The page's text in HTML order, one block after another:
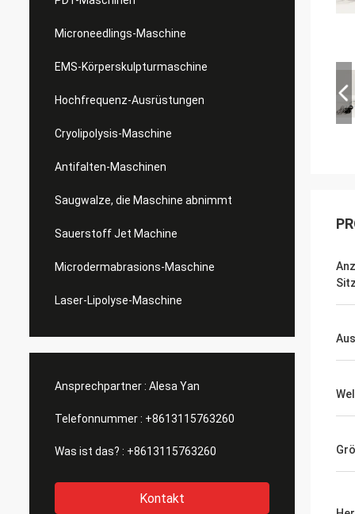
Microneedlings-Maschine
EMS-Körperskulpturmaschine
Hochfrequenz-Ausrüstungen
Cryolipolysis-Maschine
Antifalten-Maschinen
Saugwalze, die Maschine abnimmt
Sauerstoff Jet Machine
Microdermabrasions-Maschine
Laser-Lipolyse-Maschine
Ansprechpartner : Alesa Yan
Telefonnummer : +8613115763260
Was ist das? : +8613115763260
Kontakt